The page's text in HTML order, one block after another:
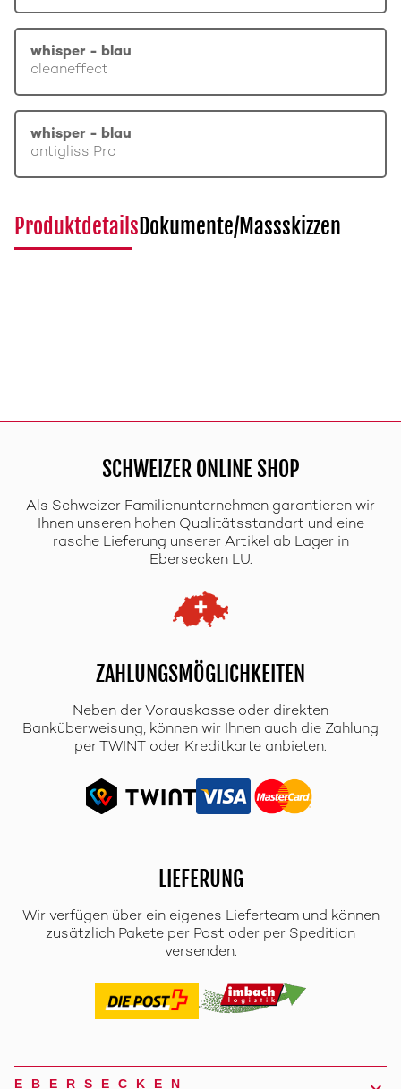
whisper - blau
cleaneffect
whisper - blau
antigliss Pro
ProduktdetailsDokumente/Massskizzen
SCHWEIZER ONLINE SHOP
Als Schweizer Familienunternehmen garantieren wir
Ihnen unseren hohen Qualitätsstandart und eine
rasche Lieferung unserer Artikel ab Lager in
Ebersecken LU.
ZAHLUNGSMÖGLICHKEITEN
Neben der Vorauskasse oder direkten
Banküberweisung, können wir Ihnen auch die Zahlung
per TWINT oder Kreditkarte anbieten.
LIEFERUNG
Wir verfügen über ein eigenes Lieferteam und können
zusätzlich Pakete per Post oder per Spedition
versenden.
EBERSECKEN